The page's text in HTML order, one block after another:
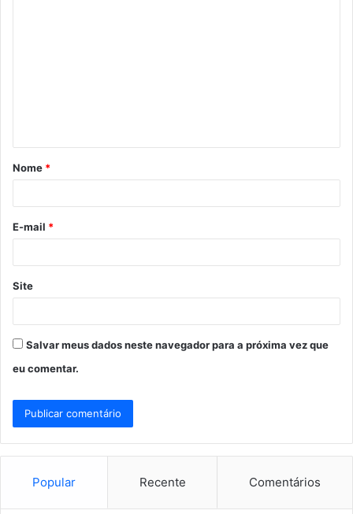
á
r
*
Nome *
E-mail *
Site
Salvar meus dados neste navegador para a próxima vez que
eu comentar.
Popular Recente Comentários